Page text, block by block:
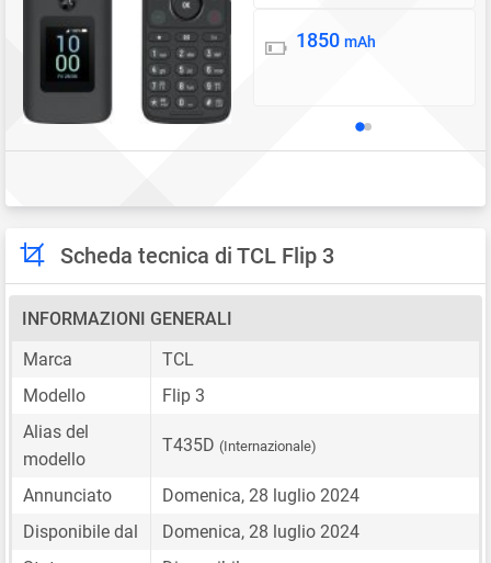
Batteria
1850 mAh
Scheda tecnica di TCL Flip 3
INFORMAZIONI GENERALI
Marca
TCL
Modello
Flip 3
Alias del
modello
T435D (Internazionale)
Annunciato
Domenica, 28 luglio 2024
Disponibile dal
Domenica, 28 luglio 2024